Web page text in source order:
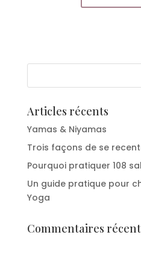
Articles récents
Yamas & Niyamas
Trois façons de se
Pourquoi pratiquer 108
Un guide pratique pour
Yoga
Commentaires